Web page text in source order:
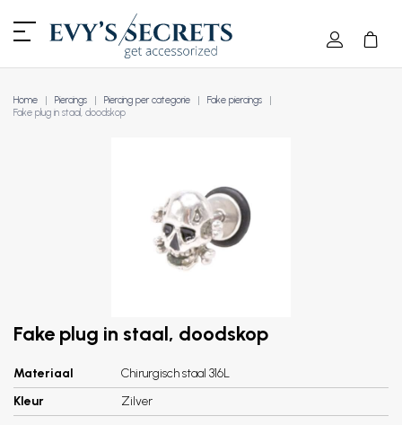
Home Piercings Piercing per categorie
Fake piercings
Fake plug in staal, doodskop
Fake plug in staal, doodskop
Materiaal
Chirurgisch staal 316L
Kleur
Zilver